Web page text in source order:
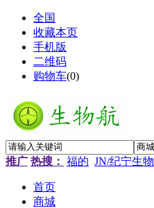
全国
收藏本页
手机版
二维码
购物车(0)
推广 热搜： 福的 JN/纪宁生物
首页
商城